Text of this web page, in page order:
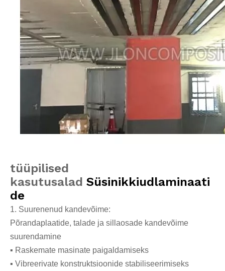
tüüpilised
kasutusalad Süsinikkiudlaminaati
de
1. Suurenenud kandevõime:
Põrandaplaatide, talade ja sillaosade kandevõime
suurendamine
▪ Raskemate masinate paigaldamiseks
▪ Vibreerivate konstruktsioonide stabiliseerimiseks